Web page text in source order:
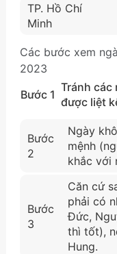
TP. Hồ Chí
Minh
Các bước xem
2023
Bước 1
Tránh các
được liệt
Bước
2
Ngày
mệnh
khắc với
Bước
3
Căn cứ
phải có
Đức,
thì tốt),
Hung.